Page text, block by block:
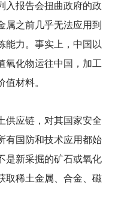
入报告会扭曲政府的政
属之前几乎无法应用到
能力。事实上，中国以
氧化物运往中国，加工
材料。
供应链，对其国家安全
有国防和技术应用都始
是新采掘的矿石或氧化
取稀土金属、合金、磁